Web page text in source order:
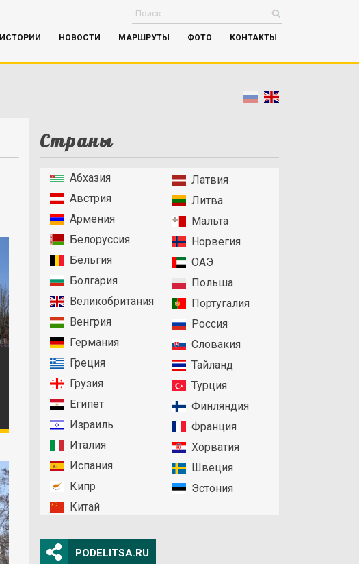
ИСТОРИИ НОВОСТИ МАРШРУТЫ ФОТО КОНТАКТЫ
Страны
Абхазия
Австрия
Армения
Белоруссия
Бельгия
Болгария
Великобритания
Венгрия
Германия
Греция
Грузия
Египет
Израиль
Италия
Испания
Кипр
Китай
Латвия
Литва
Мальта
Норвегия
ОАЭ
Польша
Португалия
Россия
Словакия
Тайланд
Турция
Финляндия
Франция
Хорватия
Швеция
Эстония
PODELITSA.RU